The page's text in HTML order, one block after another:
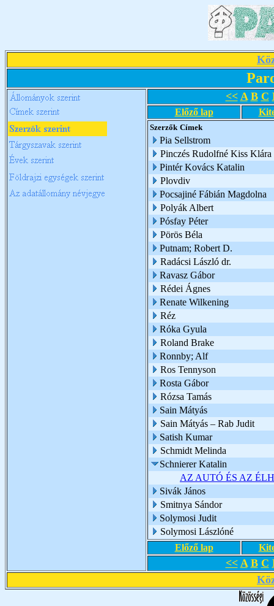
<< A B C
Előző lap
Szerzők Címek
Pia Sellstrom
Pinczés Rudolfné Kiss Klára
Pintér Kovács Katalin
Plovdiv
Pocsajiné Fábián Magdolna
Polyák Albert
Pósfay Péter
Pörös Béla
Putnam; Robert D.
Radácsi László dr.
Ravasz Gábor
Rédei Ágnes
Renate Wilkening
Réz
Róka Gyula
Roland Brake
Ronnby; Alf
Ros Tennyson
Rosta Gábor
Rózsa Tamás
Sain Mátyás
Sain Mátyás – Rab Judit
Satish Kumar
Schmidt Melinda
Schnierer Katalin
AZ AUTÓ ÉS AZ
Sivák János
Smitnya Sándor
Solymosi Judit
Solymosi Lászlóné
Előző lap
<< A B C